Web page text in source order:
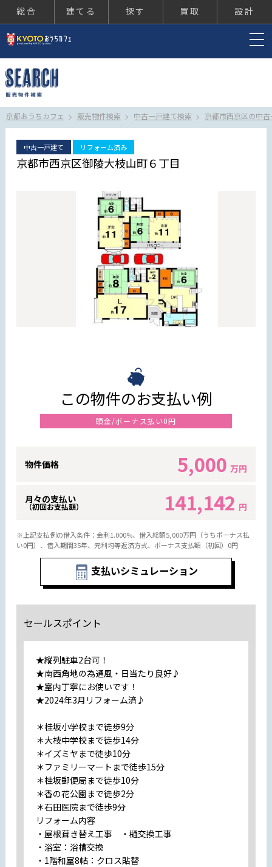
総合 建てる 探す 買取 設計
京都おうちカフェ 販売物件検索 中古一戸建て検索 京都市西京区の中
中古一戸建て リフォーム済み
京都市西京区御陵大枝山町６丁目
この物件のお支払い例
頭金/ボーナス払い0円
物件価格 5,000 万円
月々の支払い
（初回お支払額） 141,142 円
※上記支払例の借入条件：金利1.000%、借入総額5,000万円（うちボーナス払
い0円）、借入期間35年、元利均等返済方式、ボーナス支払額（初回）0円
支払いシミュレーション
セールスポイント
★縦列駐車2台可！
★南西角地の為通風・日当たり良好♪
★室内丁寧にお使いです！
★2024年3月リフォーム済♪
＊桂坂小学校まで徒歩9分
＊大枝中学校まで徒歩14分
＊イズミヤまで徒歩10分
＊ファミリーマートまで徒歩15分
＊桂坂郵便局まで徒歩10分
＊香の花公園まで徒歩2分
＊石田医院まで徒歩9分
リフォーム内容
・屋根葺き替え工事 ・樋交換工事
・浴室：浴槽交換
・1階和室8帖：クロス貼替